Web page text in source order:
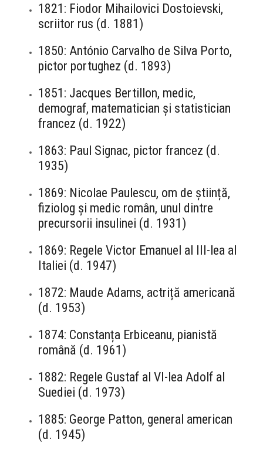
1821: Fiodor Mihailovici Dostoievski,
scriitor rus (d. 1881)
1850: António Carvalho de Silva Porto,
pictor portughez (d. 1893)
1851: Jacques Bertillon, medic,
demograf, matematician și statistician
francez (d. 1922)
1863: Paul Signac, pictor francez (d.
1935)
1869: Nicolae Paulescu, om de știință,
fiziolog și medic român, unul dintre
precursorii insulinei (d. 1931)
1869: Regele Victor Emanuel al III-lea al
Italiei (d. 1947)
1872: Maude Adams, actriță americană
(d. 1953)
1874: Constanța Erbiceanu, pianistă
română (d. 1961)
1882: Regele Gustaf al VI-lea Adolf al
Suediei (d. 1973)
1885: George Patton, general american
(d. 1945)